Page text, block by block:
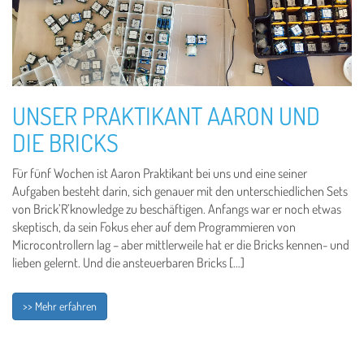
UNSER PRAKTIKANT AARON UND
DIE BRICKS
Für fünf Wochen ist Aaron Praktikant bei uns und eine seiner
Aufgaben besteht darin, sich genauer mit den unterschiedlichen Sets
von Brick’R’knowledge zu beschäftigen. Anfangs war er noch etwas
skeptisch, da sein Fokus eher auf dem Programmieren von
Microcontrollern lag – aber mittlerweile hat er die Bricks kennen- und
lieben gelernt. Und die ansteuerbaren Bricks […]
>> Mehr erfahren